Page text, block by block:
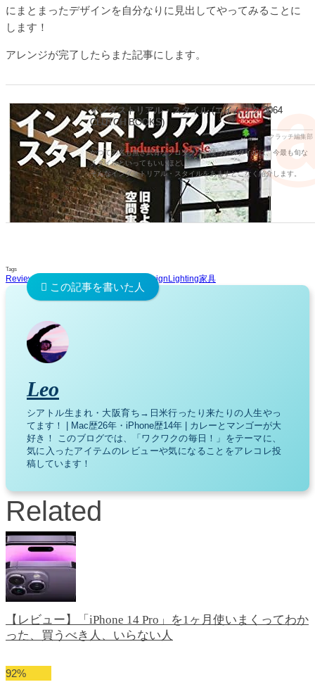
にまとまったデザインを自分なりに見出してやってみることに
します！
アレンジが完了したらまた記事にします。
インダストリアル・スタイル (エイムック 3064
CLUTCH BOOKS)
クラッチ編集部
かつての名も無き武骨なプロダクツを使ったスタイルは、今最も旬な
スタイルといってもいいほど。
そんなインダストリアル・スタイルをあますとこなく紹介します。
Tags
Review Disign Lighting家具
Leo
シアトル生まれ・大阪育ち→日米行ったり来たりの人生やっ
てます！ | Mac歴26年・iPhone歴14年 | カレーとマンゴーが大
好き！ このブログでは、「ワクワクの毎日！」をテーマに、
気に入ったアイテムのレビューや気になることをアレコレ投
稿しています！
Related
【レビュー】「iPhone 14 Pro」を1ヶ月使いまくってわか
った、買うべき人、いらない人
92%